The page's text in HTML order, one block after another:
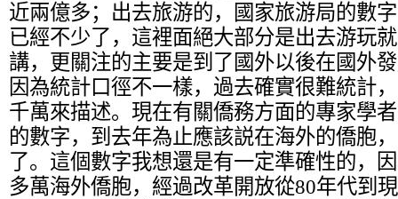
近兩億多；出去旅游的，國家旅游局的數
已經不少了，這裡面絕大部分是出去游玩
講，更關注的主要是到了國外以後在國外
因為統計口徑不一樣，過去確實很難統計
千萬來描述。現在有關僑務方面的專家學
的數字，到去年為止應該説在海外的僑胞
了。這個數字我想還是有一定準確性的，
多萬海外僑胞，經過改革開放從80年代到